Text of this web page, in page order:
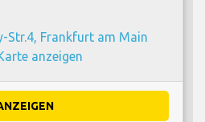
Str.4, Frankfurt am Main
anzeigen